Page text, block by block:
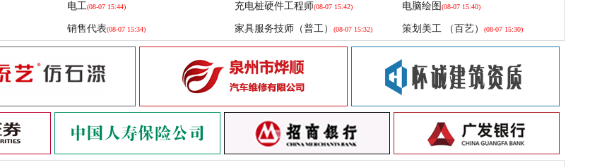
司 下载了王阳池 的简历
司 下载了王阳池 的简历
司
公司 下载了小何
公司 下载了小婷 的简历
公司 下载了小婷 的简历
司 下载了小何 的简历
公司 下载了小婷 的简历
电工(08-07 15:44) 充电桩硬件工程师(08-07 15:42) 电脑绘图 (08-07 15:40)
销售代表(08-07 15:34) 家具服务技师（普工） (08-07 15:32) 策划美工 （百艺） (08-07 15:30)